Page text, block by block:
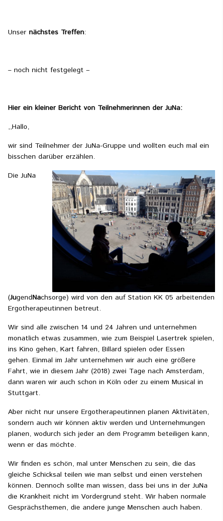
Unser nächstes Treffen:
– noch nicht festgelegt –
Hier ein kleiner Bericht von Teilnehmerinnen der JuNa:
,,Hallo,
wir sind Teilnehmer der JuNa-Gruppe und wollten euch mal ein
bisschen darüber erzählen.
Die JuNa
(JugendNachsorge) wird von den auf Station KK 05 arbeitenden
Ergotherapeutinnen betreut.
Wir sind alle zwischen 14 und 24 Jahren und unternehmen
monatlich etwas zusammen, wie zum Beispiel Lasertrek spielen,
ins Kino gehen, Kart fahren, Billard spielen oder Essen
gehen. Einmal im Jahr unternehmen wir auch eine größere
Fahrt, wie in diesem Jahr (2018) zwei Tage nach Amsterdam,
dann waren wir auch schon in Köln oder zu einem Musical in
Stuttgart.
Aber nicht nur unsere Ergotherapeutinnen planen Aktivitäten,
sondern auch wir können aktiv werden und Unternehmungen
planen, wodurch sich jeder an dem Programm beteiligen kann,
wenn er das möchte.
Wir finden es schön, mal unter Menschen zu sein, die das
gleiche Schicksal teilen wie man selbst und einen verstehen
können. Dennoch sollte man wissen, dass bei uns in der JuNa
die Krankheit nicht im Vordergrund steht. Wir haben normale
Gesprächsthemen, die andere junge Menschen auch haben.